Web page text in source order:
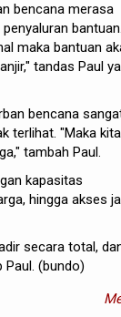
bencana merasa
bantuan.
maka bantuan
tandas Paul
bencana
terlihat. "Maka kita
tambah Paul.
kapasitas
hingga akses
secara total,
Paul. (bundo)